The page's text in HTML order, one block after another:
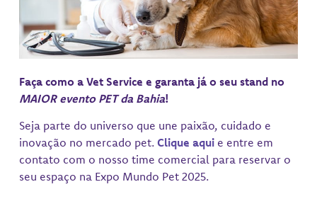
Faça como a Vet Service e garanta já o seu stand no
MAIOR evento PET da Bahia!
Seja parte do universo que une paixão, cuidado e
inovação no mercado pet. Clique aquie entre em
contato com o nosso time comercial para reservar o
seu espaço na Expo Mundo Pet 2025.